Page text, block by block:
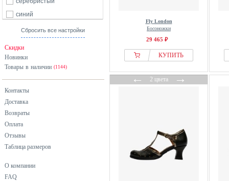
синий
черный
Сбросить все настройки
Скидки
Новинки
Товары в наличии (1144)
Контакты
Доставка
Возвраты
Оплата
Отзывы
Таблица размеров
О компании
FAQ
Fly London
Босоножки
29 465 ₽
КУПИТЬ
←2 цвета→